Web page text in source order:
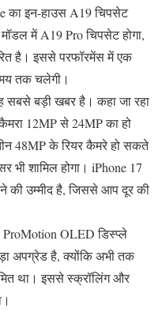
का इन-हाउस A19 चिपसेट
में A19 Pro चिपसेट होगा,
है। इससे परफॉरमेंस में एक
तक चलेगी।
सबसे बड़ी खबर है। कहा जा रहा
12MP से 24MP का हो
48MP के रियर कैमरे हो सकते
भी शामिल होगा। iPhone 17
की उम्मीद है, जिससे आप दूर की
OLED डिस्प्ले
अपग्रेड है, क्योंकि अभी तक
था। इससे स्क्रॉलिंग और